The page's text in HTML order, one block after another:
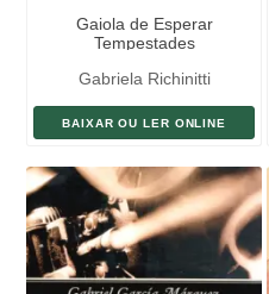
Gaiola de Esperar
Tempestades
Gabriela Richinitti
BAIXAR OU LER ONLINE